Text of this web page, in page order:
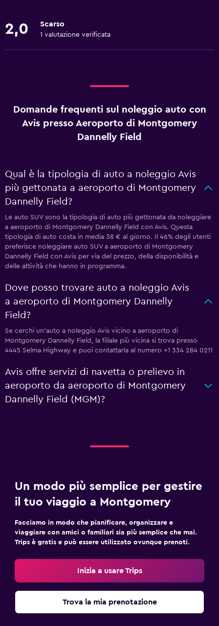
2,0 Scarso
1 valutazione verificata
Domande frequenti sul noleggio auto con
Avis presso Aeroporto di Montgomery
Dannelly Field
Qual è la tipologia di auto a noleggio Avis
più gettonata a aeroporto di Montgomery
Dannelly Field?
Le auto SUV sono la tipologia di auto più gettonata da noleggiare
a aeroporto di Montgomery Dannelly Field con Avis. Questa
tipologia di auto costa in media 38 € al giorno. Il 46% degli utenti
preferisce noleggiare auto SUV a aeroporto di Montgomery
Dannelly Field con Avis per via del prezzo, della disponibilità e
delle attività che hanno in programma.
Dove posso trovare auto a noleggio Avis
a aeroporto di Montgomery Dannelly
Field?
Se cerchi un'auto a noleggio Avis vicino a aeroporto di
Montgomery Dannelly Field, la filiale più vicina si trova presso
4445 Selma Highway e puoi contattarla al numero +1 334 284 0211
Avis offre servizi di navetta o prelievo in
aeroporto da aeroporto di Montgomery
Dannelly Field (MGM)?
Un modo più semplice per gestire
il tuo viaggio a Montgomery
Facciamo in modo che pianificare, organizzare e
viaggiare con amici o familiari sia più semplice che mai.
Trips è gratis e può essere utilizzato ovunque prenoti.
Inizia a usare Trips
Trova la mia prenotazione